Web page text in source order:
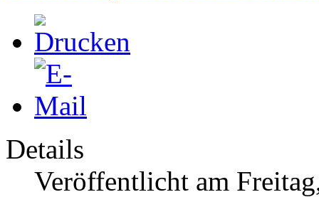
Details
Veröffentlicht am